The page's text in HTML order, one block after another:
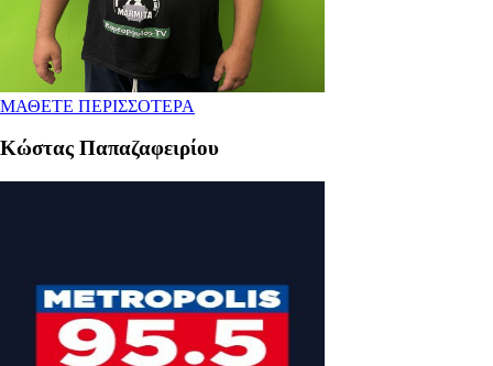
ΜΑΘΕΤΕ ΠΕΡΙΣΣΟΤΕΡΑ
Κώστας Παπαζαφειρίου